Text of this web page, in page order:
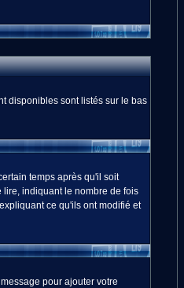
disponibles sont listés sur le bas
temps après qu'il soit
indiquant le nombre de fois
ce qu'ils ont modifié et
pour ajouter votre